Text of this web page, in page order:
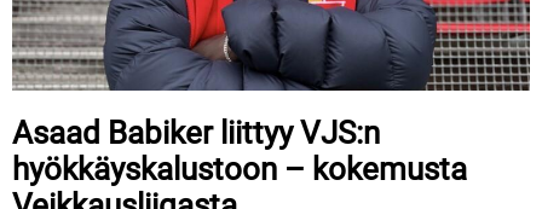
Asaad Babiker liittyy VJS:n
hyökkäyskalustoon – kokemusta